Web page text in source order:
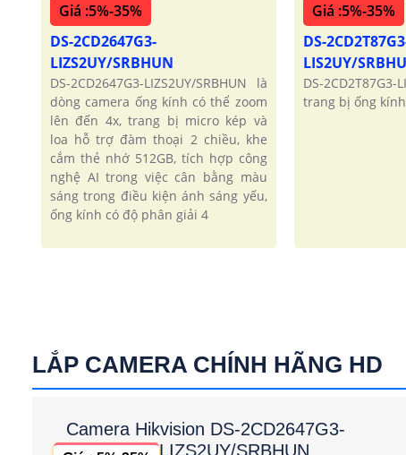
Giá :5%-35%
DS-2CD2647G3-
LIZS2UY/SRBHUN
DS-2CD2647G3-LIZS2UY/SRBHUN là
dòng camera ống kính có thể zoom
lên đến 4x, trang bị micro kép và
loa hỗ trợ đàm thoại 2 chiều, khe
cắm thẻ nhớ 512GB, tích hợp công
nghệ AI trong việc cân bằng màu
sáng trong điều kiện ánh sáng yếu,
ống kính có độ phân giải 4
Giá :5%-35%
DS-
LIS2UY/
DS-2CD2T87G3-
trang bị ống
LẮP CAMERA CHÍNH HÃNG HD
Camera Hikvision DS-2CD2647G3-
LIZS2UY/SRBHUN